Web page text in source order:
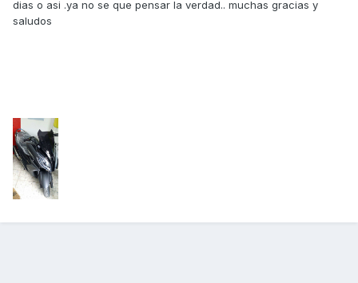
dias o asi .ya no se que pensar la verdad.. muchas gracias y
saludos